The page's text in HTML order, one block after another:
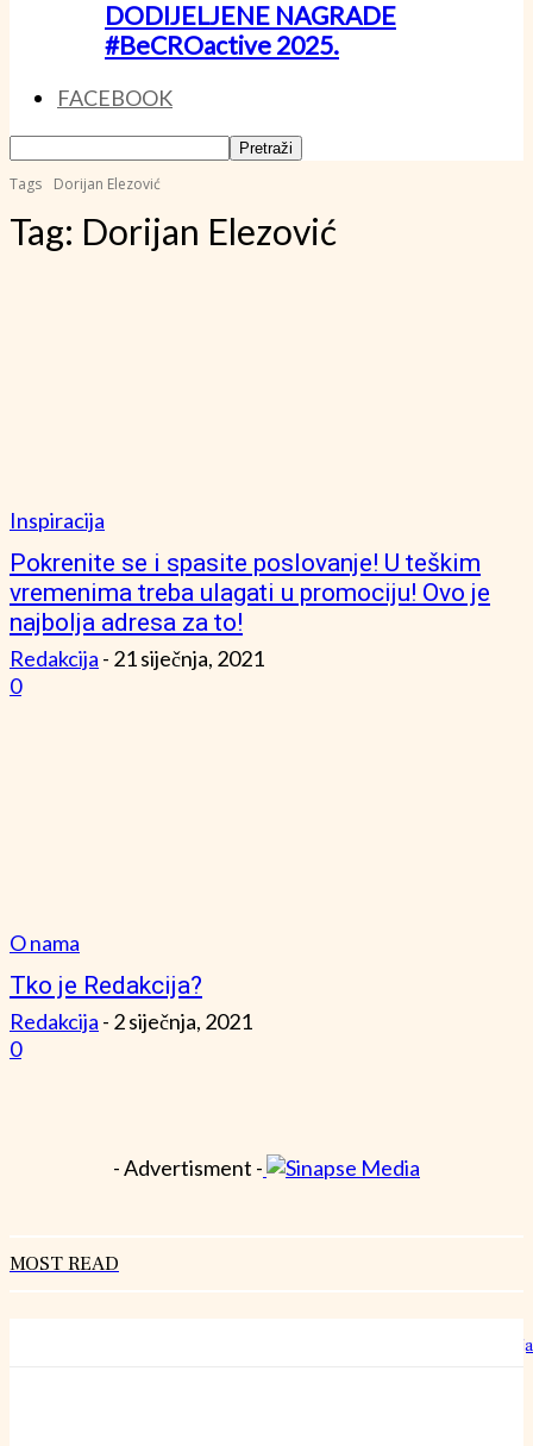
DODIJELJENE NAGRADE
#BeCROactive 2025.
FACEBOOK
Tags Dorijan Elezović
Tag: Dorijan Elezović
Inspiracija
Pokrenite se i spasite poslovanje! U teškim
vremenima treba ulagati u promociju! Ovo je
najbolja adresa za to!
Redakcija - 21 siječnja, 2021
0
O nama
Tko je Redakcija?
Redakcija - 2 siječnja, 2021
0
- Advertisment -
MOST READ
Hrvatski rekorderi rasta: Kako izgleda rad u “šestoj brzini” bez